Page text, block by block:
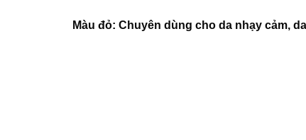
Màu đỏ: Chuyên dùng cho da nhạy cảm,